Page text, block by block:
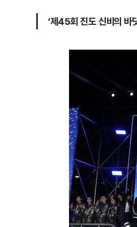
‘제45회 진도 신비의 바